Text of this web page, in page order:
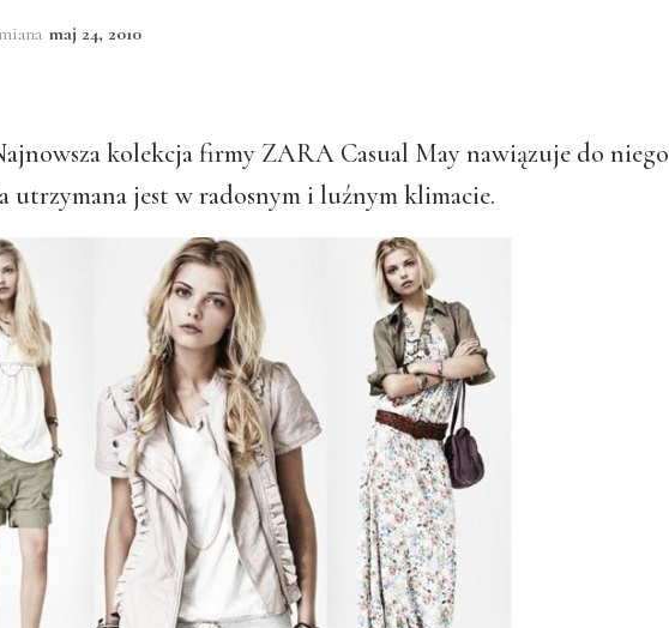
maj 24, 2010
kolekcja firmy ZARA Casual May nawiązuje do niego
utrzymana jest w radosnym i luźnym klimacie.